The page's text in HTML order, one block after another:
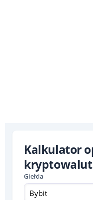
Kalkulator
kryptowalut
Giełda
Bybit